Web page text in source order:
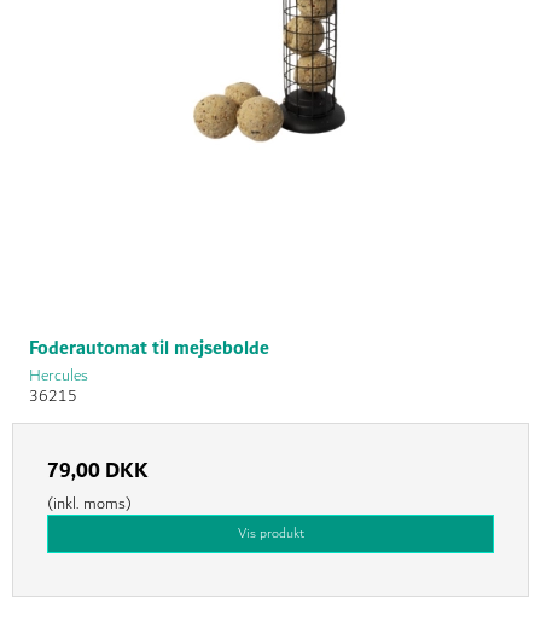
Foderautomat til mejsebolde
Hercules
36215
79,00 DKK
(inkl. moms)
Vis produkt